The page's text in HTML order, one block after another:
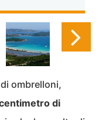
ombrelloni,
di